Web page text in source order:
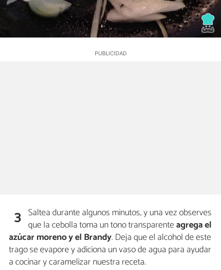
3 Saltea durante algunos minutos, y una vez observes
que la cebolla toma un tono transparenteagrega el
azúcar moreno y el Brandy. Deja que el alcohol de este
trago se evapore y adiciona un vaso de agua para ayudar
a cocinar y caramelizar nuestra receta.